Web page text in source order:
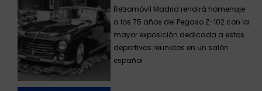
Retromóvil Madrid rendirá homenaje
a los 75 años del Pegaso Z-102 con la
mayor exposición dedicada a estos
deportivos reunidos en un salón
español